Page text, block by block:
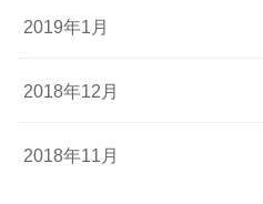
2019年1月
2018年12月
2018年11月